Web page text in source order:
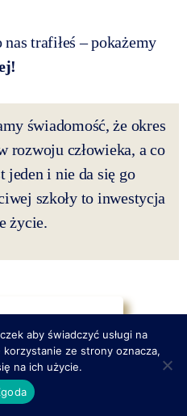
trafiłeś – pokażemy
świadomość, że okres
rozwoju człowieka, a co
jeden i nie da się go
szkoły to inwestycja
życie.
aby świadczyć usługi na
korzystanie ze strony oznacza,
na ich użycie.